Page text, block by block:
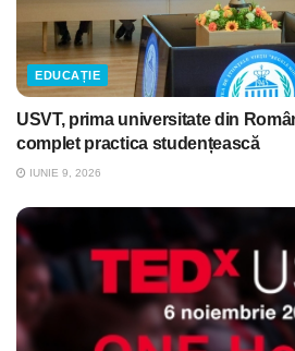
EDUCAȚIE
USVT, prima universitate din
complet practica studențească
IUNIE 9, 2026